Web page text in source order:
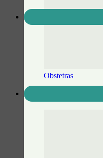
Obstetras